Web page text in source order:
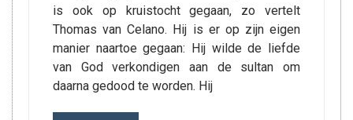
is ook op kruistocht gegaan, zo vertelt
Thomas van Celano. Hij is er op zijn eigen
manier naartoe gegaan: Hij wilde de liefde
van God verkondigen aan de sultan om
daarna gedood te worden. Hij